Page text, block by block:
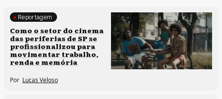
Políticas culturais
Reportagem
Como o setor do cinema
das periferias de SP se
profissionalizou para
movimentar trabalho,
renda e memória
Por Lucas Veloso